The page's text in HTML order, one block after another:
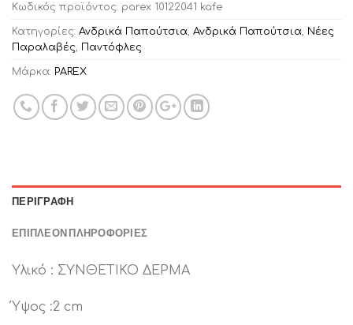
Κωδικός προϊόντος: parex 10122041 kafe
Κατηγορίες: Ανδρικά Παπούτσια, Ανδρικά Παπούτσια, Νέες
Παραλαβές, Παντόφλες
Μάρκα: PAREX
ΠΕΡΙΓΡΑΦΉ
ΕΠΙΠΛΈΟΝ ΠΛΗΡΟΦΟΡΊΕΣ
Υλικό : ΣΥΝΘΕΤΙΚΟ ΔΕΡΜΑ
Ύψος :2 cm